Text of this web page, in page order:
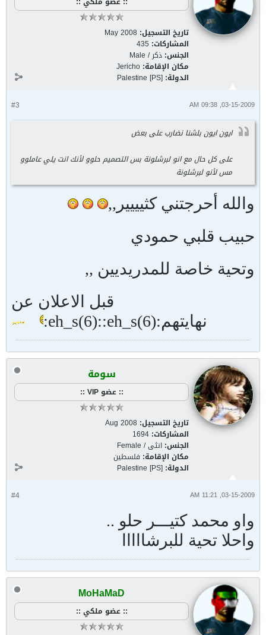
تاريخ التسجيل: May 2008
المشاركات: 435
الجنس: ذكر / Male
مكان الإقامة: Jericho
الدولة: Palestine [PS]
#3 03-15-2009, 09:38 AM
ايون ايون بلشنا نضارب على بعض
على كل حال مع انو لبرشلونة بس التصميم حلوو لأنك انت يلي عاملوو
مس لأنو لبرشلونة
والله أحرجتني كثيييير,,
حبيب قلبي حمودي
وتحية خاصة للمدريديين ,,
قبل الاعلان عن
نهايتهم:eh_s(6)::eh_s(6):
سومة
:: عضو VIP ::
تاريخ التسجيل: Aug 2008
المشاركات: 1694
الجنس: انثى / Female
مكان الإقامة: فلسطين
الدولة: Palestine [PS]
#4 03-15-2009, 11:21 AM
واو محمد كتيـــر حلو ..
واحلا تحية للبرشااااا
MoHaMaD
:: عضو ملكي ::